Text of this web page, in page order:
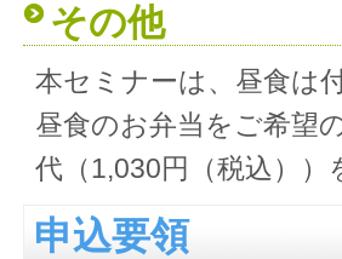
その他
本セミナーは、昼食は
昼食のお弁当をご希望
代（1,030円（税込）
申込要領